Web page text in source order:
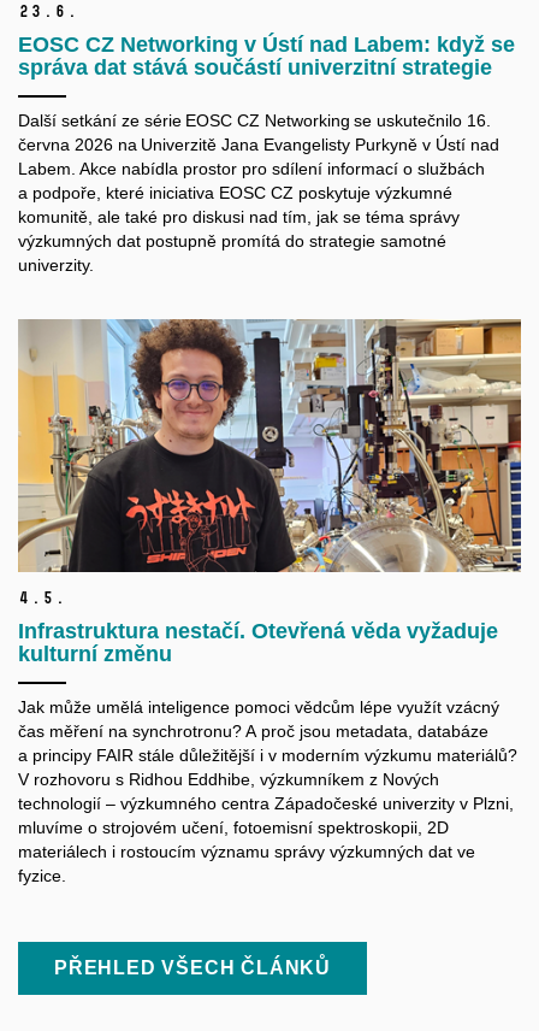
23. 6.
EOSC CZ Networking v Ústí nad Labem: když se
správa dat stává součástí univerzitní strategie
Další setkání ze série EOSC CZ Networking se uskutečnilo 16.
června 2026 na Univerzitě Jana Evangelisty Purkyně v Ústí nad
Labem. Akce nabídla prostor pro sdílení informací o službách
a podpoře, které iniciativa EOSC CZ poskytuje výzkumné
komunitě, ale také pro diskusi nad tím, jak se téma správy
výzkumných dat postupně promítá do strategie samotné
univerzity.
4. 5.
Infrastruktura nestačí. Otevřená věda vyžaduje
kulturní změnu
Jak může umělá inteligence pomoci vědcům lépe využít vzácný
čas měření na synchrotronu? A proč jsou metadata, databáze
a principy FAIR stále důležitější i v moderním výzkumu materiálů?
V rozhovoru s Ridhou Eddhibe, výzkumníkem z Nových
technologií – výzkumného centra Západočeské univerzity v Plzni,
mluvíme o strojovém učení, fotoemisní spektroskopii, 2D
materiálech i rostoucím významu správy výzkumných dat ve
fyzice.
PŘEHLED VŠECH ČLÁNKŮ